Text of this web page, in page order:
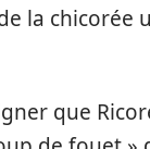
la chicorée
que